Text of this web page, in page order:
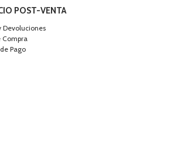
POST-VENTA
Devoluciones
Compra
Pago